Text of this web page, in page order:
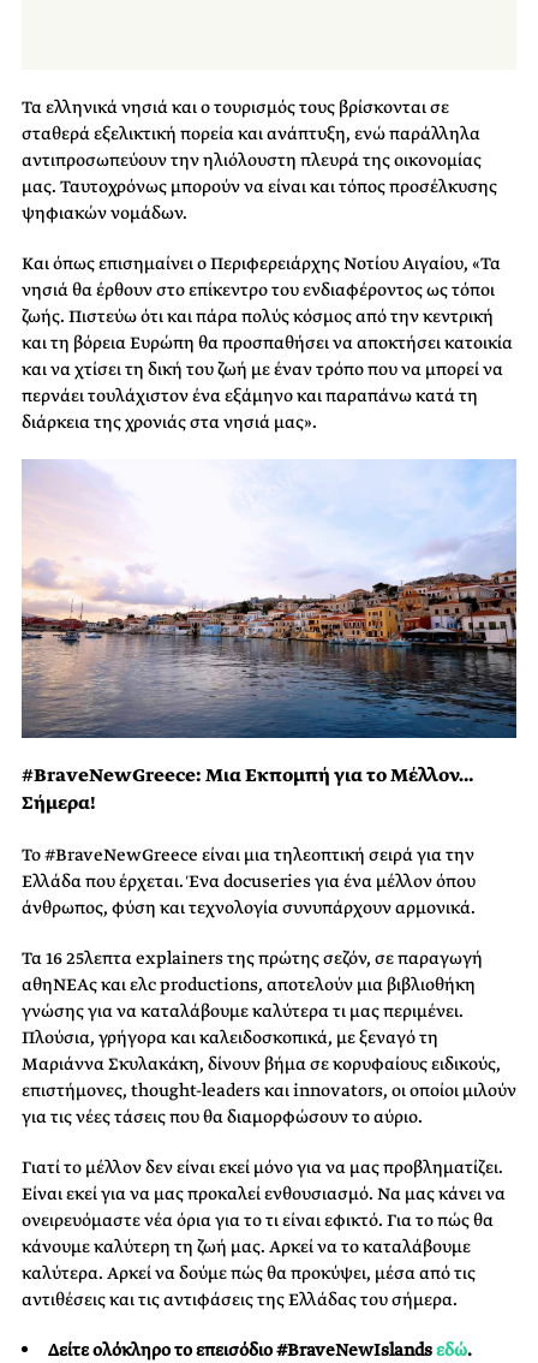
Τα ελληνικά νησιά και ο τουρισμός τους βρίσκονται σε
σταθερά εξελικτική πορεία και ανάπτυξη, ενώ παράλληλα
αντιπροσωπεύουν την ηλιόλουστη πλευρά της οικονομίας
μας. Ταυτοχρόνως μπορούν να είναι και τόπος προσέλκυσης
ψηφιακών νομάδων.
Και όπως επισημαίνει ο Περιφερειάρχης Νοτίου Αιγαίου, «Τα
νησιά θα έρθουν στο επίκεντρο του ενδιαφέροντος ως τόποι
ζωής. Πιστεύω ότι και πάρα πολύς κόσμος από την κεντρική
και τη βόρεια Ευρώπη θα προσπαθήσει να αποκτήσει κατοικία
και να χτίσει τη δική του ζωή με έναν τρόπο που να μπορεί να
περνάει τουλάχιστον ένα εξάμηνο και παραπάνω κατά τη
διάρκεια της χρονιάς στα νησιά μας».
#BraveNewGreece: Μια Εκπομπή για το Μέλλον…
Σήμερα!
Το #BraveNewGreece είναι μια τηλεοπτική σειρά για την
Ελλάδα που έρχεται. Ένα docuseries για ένα μέλλον όπου
άνθρωπος, φύση και τεχνολογία συνυπάρχουν αρμονικά.
Τα 16 25λεπτα explainers της πρώτης σεζόν, σε παραγωγή
αθηΝΕΑς και ελc productions, αποτελούν μια βιβλιοθήκη
γνώσης για να καταλάβουμε καλύτερα τι μας περιμένει.
Πλούσια, γρήγορα και καλειδοσκοπικά, με ξεναγό τη
Μαριάννα Σκυλακάκη, δίνουν βήμα σε κορυφαίους ειδικούς,
επιστήμονες, thought-leaders και innovators, οι οποίοι μιλούν
για τις νέες τάσεις που θα διαμορφώσουν το αύριο.
Γιατί το μέλλον δεν είναι εκεί μόνο για να μας προβληματίζει.
Είναι εκεί για να μας προκαλεί ενθουσιασμό. Να μας κάνει να
ονειρευόμαστε νέα όρια για το τι είναι εφικτό. Για το πώς θα
κάνουμε καλύτερη τη ζωή μας. Αρκεί να το καταλάβουμε
καλύτερα. Αρκεί να δούμε πώς θα προκύψει, μέσα από τις
αντιθέσεις και τις αντιφάσεις της Ελλάδας του σήμερα.
Δείτε ολόκληρο το επεισόδιο #BraveNewIslandsεδώ.